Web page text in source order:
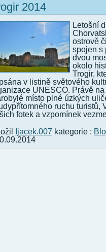
2014
Letošní
ostrově
spojen s
dvou
okolo
Trogir,
v listině světového
UNESCO. Právě
místo plné úzkých
ruchu turistů,
fotek a vzpomínek
Ijacek.007 kategorie :